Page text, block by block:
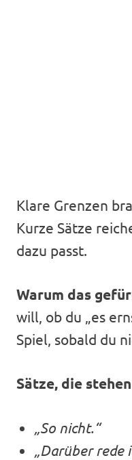
Klare Grenzen
Kurze Sätze
dazu passt.
Warum das
will, ob du „es
Spiel, sobald du
Sätze, die
„So nicht.“
„Darüber rede